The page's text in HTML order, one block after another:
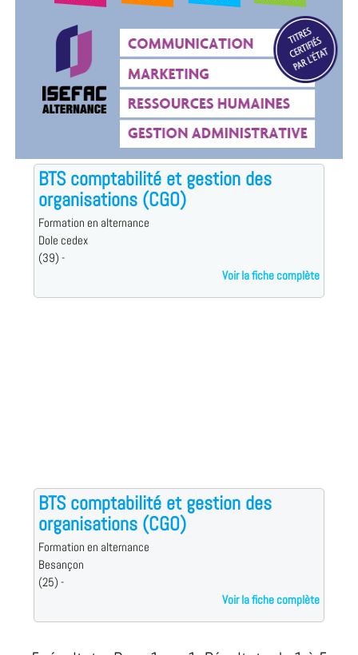
BTS comptabilité et gestion des
organisations (CGO)
Formation en alternance
Dole cedex
(39) -
Voir la fiche complète
BTS comptabilité et gestion des
organisations (CGO)
Formation en alternance
Besançon
(25) -
Voir la fiche complète